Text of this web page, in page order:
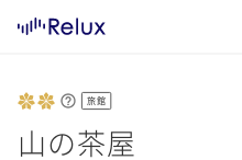
旅館
山の茶屋